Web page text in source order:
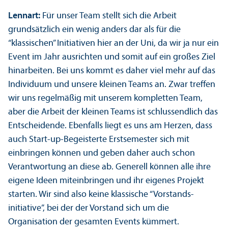
Lennart: Für unser Team stellt sich die Arbeit
grundsätzlich ein wenig anders dar als für die
“klassischen” Initiativen hier an der Uni, da wir ja nur ein
Event im Jahr ausrichten und somit auf ein großes Ziel
hinarbeiten. Bei uns kommt es daher viel mehr auf das
Individuum und unsere kleinen Teams an. Zwar treffen
wir uns regelmäßig mit unserem kompletten Team,
aber die Arbeit der kleinen Teams ist schlussendlich das
Entscheidende. Ebenfalls liegt es uns am Herzen, dass
auch Start-up-Begeisterte Erstsemester sich mit
einbringen können und geben daher auch schon
Verantwortung an diese ab. Generell können alle ihre
eigene Ideen miteinbringen und ihr eigenes Projekt
starten. Wir sind also keine klassische “Vorstands­
initiative”, bei der der Vorstand sich um die
Organisation der gesamten Events kümmert.